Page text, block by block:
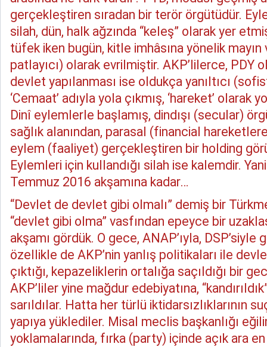
gerçekleştiren sıradan bir terör örgütüdür.
silah, dün, halk ağzında “keleş” olarak yer
tüfek iken bugün, kitle imhâsına yönelik mayın
patlayıcı) olarak evrilmiştir. AKP’lilerce, PDY
devlet yapılanması ise oldukça yanıltıcı
‘Cemaat’ adıyla yola çıkmış, ‘hareket’ olarak
Dinî eylemlerle başlamış, dindışı (secular)
sağlık alanından, parasal (financial
eylem (faaliyet) gerçekleştiren bir holding
Eylemleri için kullandığı silah ise kalemdir.
Temmuz 2016 akşamına kadar…
“Devlet de devlet gibi olmalı” demiş bir
“devlet gibi olma” vasfından epeyce bir
akşamı gördük. O gece, ANAP’ıyla, DSP’siyle
özellikle de AKP’nin yanlış politikaları ile
çıktığı, kepazeliklerin ortalığa saçıldığı bir
AKP’liler yine mağdur edebiyatına,
sarıldılar. Hatta her türlü iktidarsızlıklarının
yapıya yüklediler. Misal meclis başkanlığı
yoklamalarında, fırka (party) içinde açık ara